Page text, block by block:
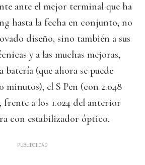
ante el mejor terminal que ha
hasta la fecha en conjunto, no
diseño, sino también a sus
y a las muchas mejoras,
batería (que ahora se puede
minutos), el S Pen (con 2.048
a los 1.024 del anterior
con estabilizador óptico.